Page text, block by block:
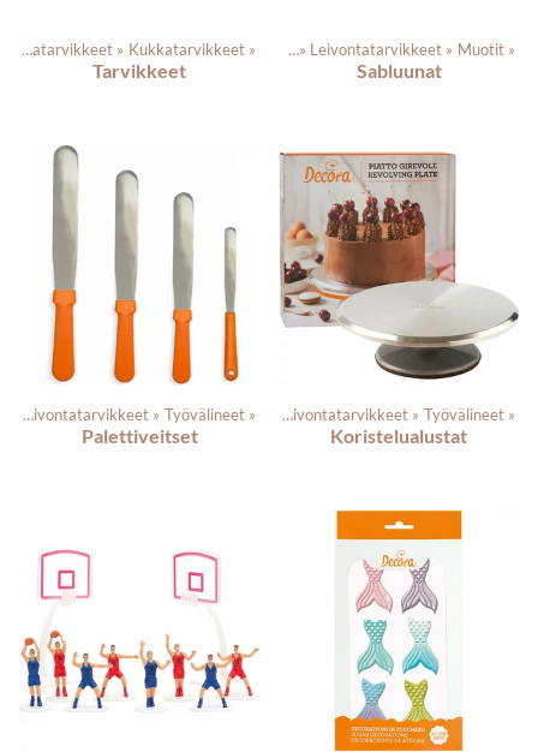
Leivontatarvikkeet ‪» Kukkatarvikkeet ‪»
Tarvikkeet
Tuotteet ‪» Leivontatarvikkeet ‪» Muotit ‪»
Sabluunat
Leivontatarvikkeet ‪» Työvälineet ‪»
Palettiveitset
Tuotteet Leivontatarvikkeet ‪» Työvälineet ‪»
Koristelualustat